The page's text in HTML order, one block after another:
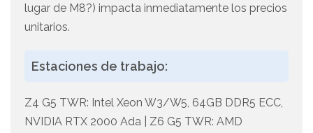
lugar de M8?) impacta inmediatamente los precios
unitarios.
Estaciones de trabajo:
Z4 G5 TWR: Intel Xeon W3/W5, 64GB DDR5 ECC,
NVIDIA RTX 2000 Ada | Z6 G5 TWR: AMD